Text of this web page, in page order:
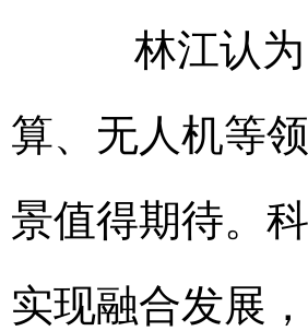
林江认为
算、无人机等
景值得期待。
实现融合发展